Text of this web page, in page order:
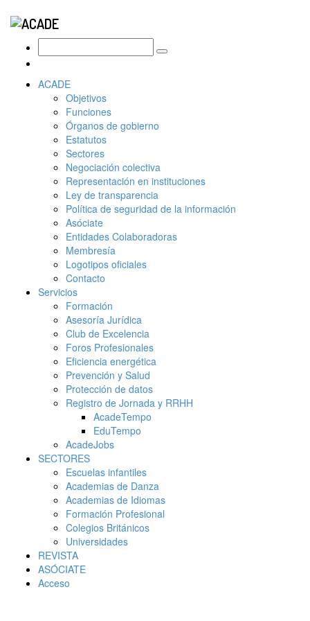
ACADE
Objetivos
Funciones
Órganos de gobierno
Estatutos
Sectores
Negociación colectiva
Representación en instituciones
Ley de transparencia
Política de seguridad de la información
Asóciate
Entidades Colaboradoras
Membresía
Logotipos oficiales
Contacto
Servicios
Formación
Asesoría Jurídica
Club de Excelencia
Foros Profesionales
Eficiencia energética
Prevención y Salud
Protección de datos
Registro de Jornada y RRHH
AcadeTempo
EduTempo
AcadeJobs
SECTORES
Escuelas infantiles
Academias de Danza
Academias de Idiomas
Formación Profesional
Colegios Británicos
Universidades
REVISTA
ASÓCIATE
Acceso